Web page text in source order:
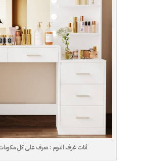
أثاث غرف النوم : تعرف على كل